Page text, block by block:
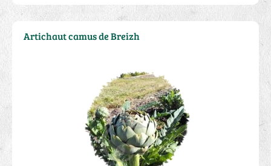
Artichaut camus de Breizh